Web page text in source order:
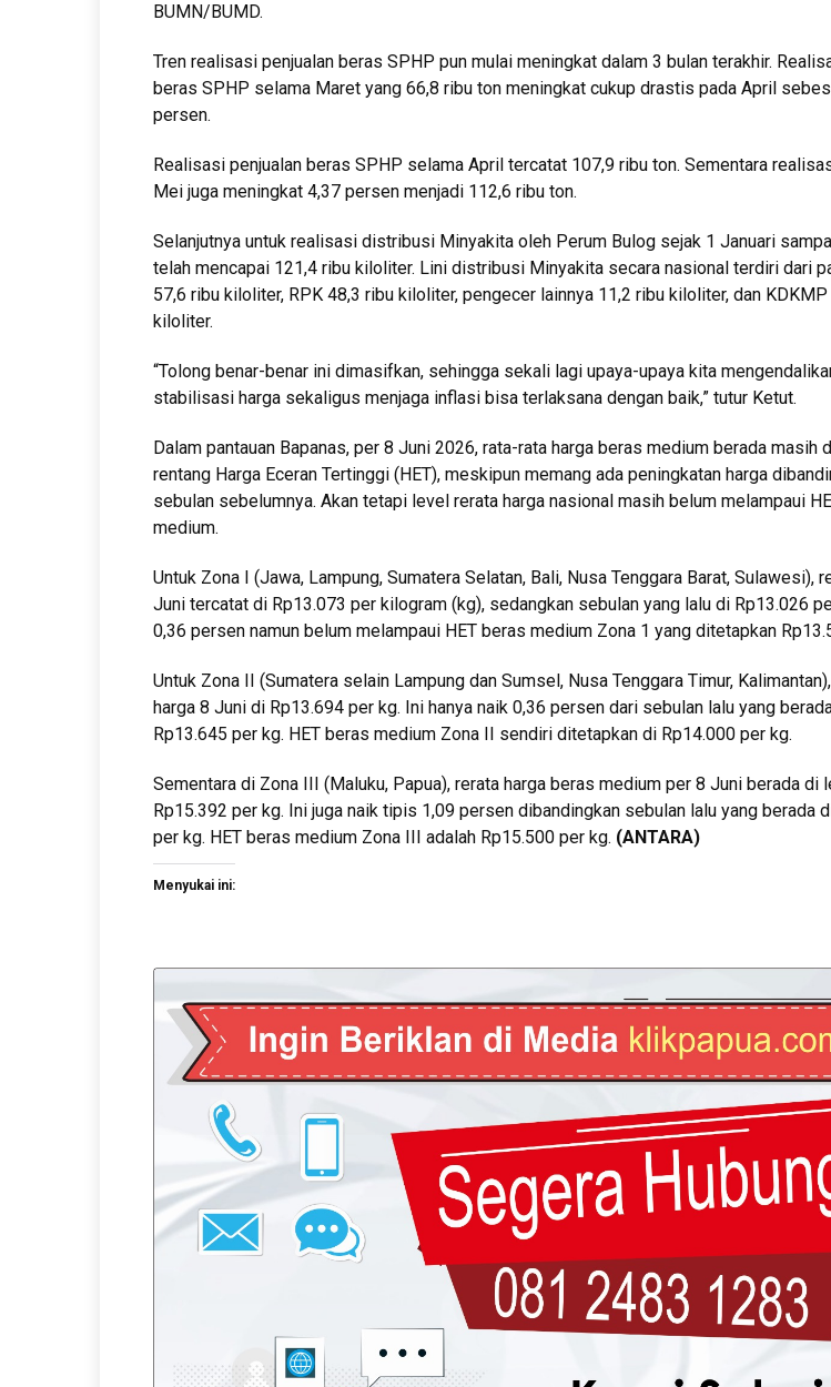
BUMN/BUMD.
Tren realisasi penjualan beras SPHP pun mulai meningkat dalam 3 bulan terakhir.
beras SPHP selama Maret yang 66,8 ribu ton meningkat cukup drastis pada April
persen.
Realisasi penjualan beras SPHP selama April tercatat 107,9 ribu ton. Sementara
Mei juga meningkat 4,37 persen menjadi 112,6 ribu ton.
Selanjutnya untuk realisasi distribusi Minyakita oleh Perum Bulog sejak 1 Januari
telah mencapai 121,4 ribu kiloliter. Lini distribusi Minyakita secara nasional terdiri dari
57,6 ribu kiloliter, RPK 48,3 ribu kiloliter, pengecer lainnya 11,2 ribu kiloliter, dan
kiloliter.
“Tolong benar-benar ini dimasifkan, sehingga sekali lagi upaya-upaya kita
stabilisasi harga sekaligus menjaga inflasi bisa terlaksana dengan baik,” tutur Ketut.
Dalam pantauan Bapanas, per 8 Juni 2026, rata-rata harga beras medium berada masih
rentang Harga Eceran Tertinggi (HET), meskipun memang ada peningkatan harga
sebulan sebelumnya. Akan tetapi level rerata harga nasional masih belum melampaui
medium.
Untuk Zona I (Jawa, Lampung, Sumatera Selatan, Bali, Nusa Tenggara Barat, Sulawesi),
Juni tercatat di Rp13.073 per kilogram (kg), sedangkan sebulan yang lalu di Rp13.026
0,36 persen namun belum melampaui HET beras medium Zona 1 yang ditetapkan
Untuk Zona II (Sumatera selain Lampung dan Sumsel, Nusa Tenggara Timur,
harga 8 Juni di Rp13.694 per kg. Ini hanya naik 0,36 persen dari sebulan lalu yang
Rp13.645 per kg. HET beras medium Zona II sendiri ditetapkan di Rp14.000 per kg.
Sementara di Zona III (Maluku, Papua), rerata harga beras medium per 8 Juni berada di
Rp15.392 per kg. Ini juga naik tipis 1,09 persen dibandingkan sebulan lalu yang berada
per kg. HET beras medium Zona III adalah Rp15.500 per kg. (ANTARA)
Menyukai ini: